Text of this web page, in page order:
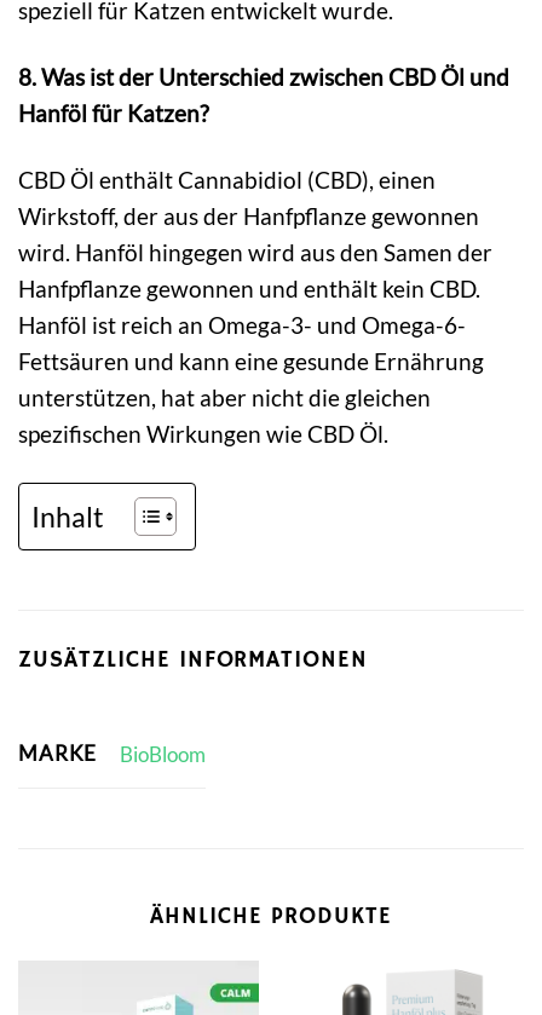
speziell für Katzen entwickelt wurde.
8. Was ist der Unterschied zwischen CBD Öl und
Hanföl für Katzen?
CBD Öl enthält Cannabidiol (CBD), einen
Wirkstoff, der aus der Hanfpflanze gewonnen
wird. Hanföl hingegen wird aus den Samen der
Hanfpflanze gewonnen und enthält kein CBD.
Hanföl ist reich an Omega-3- und Omega-6-
Fettsäuren und kann eine gesunde Ernährung
unterstützen, hat aber nicht die gleichen
spezifischen Wirkungen wie CBD Öl.
Inhalt
ZUSÄTZLICHE INFORMATIONEN
MARKE BioBloom
ÄHNLICHE PRODUKTE